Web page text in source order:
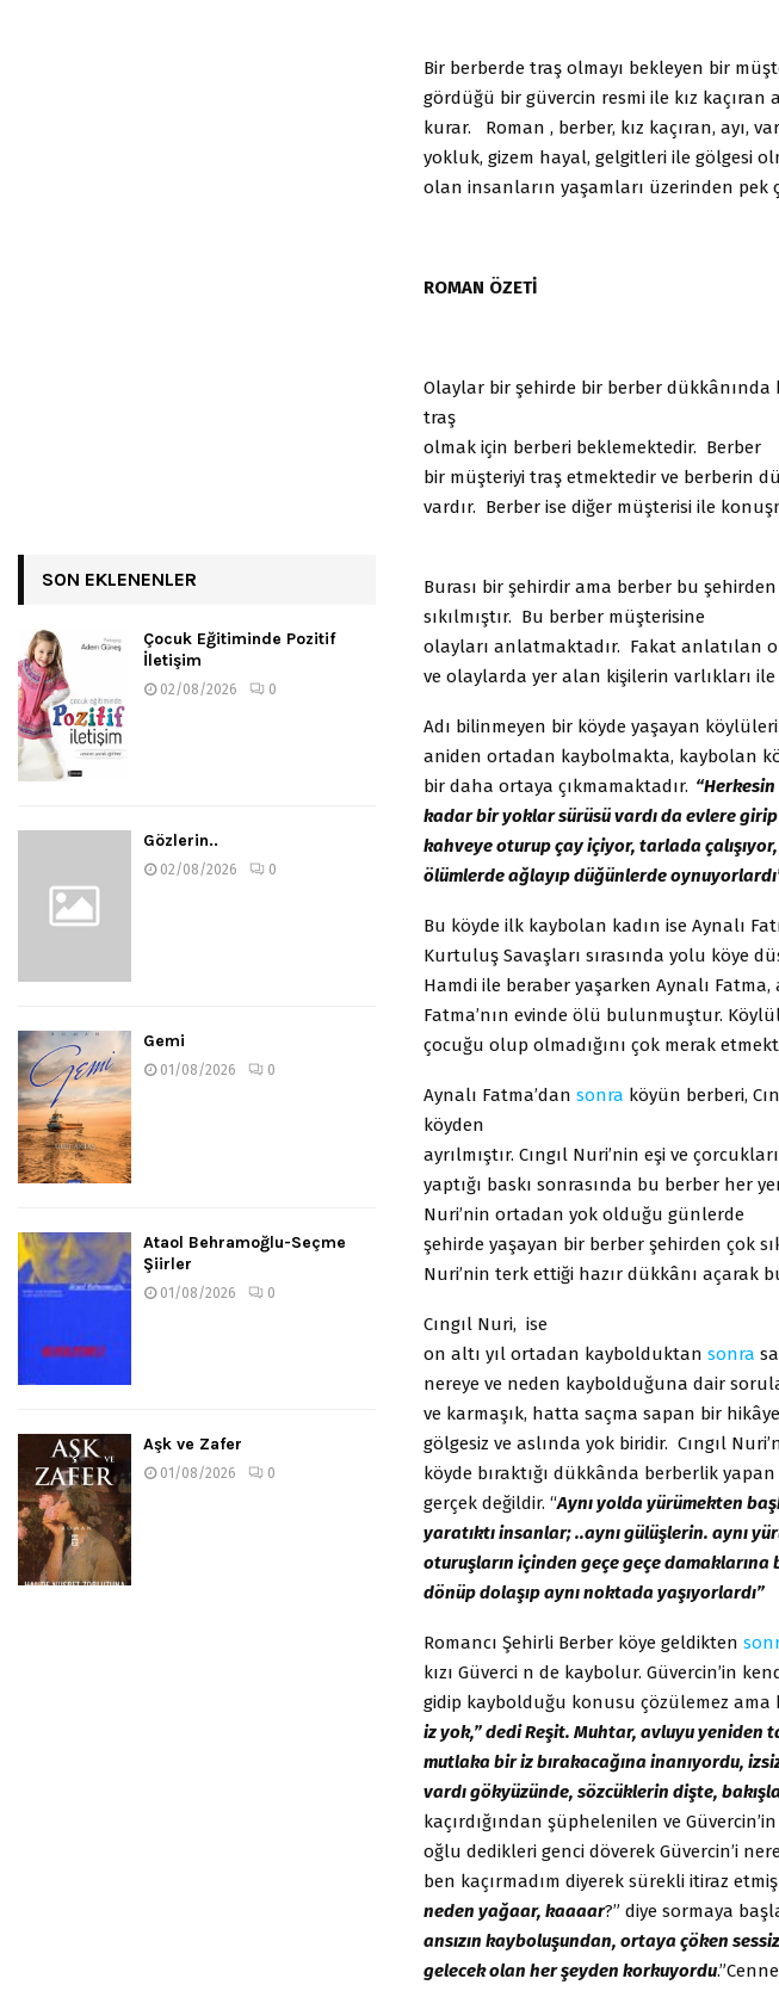
Bir berberde traş olmayı bekleyen bir
gördüğü bir güvercin resmi ile kız
kurar. Roman , berber, kız kaçıran, ayı,
yokluk, gizem hayal, gelgitleri ile gölgesi
olan insanların yaşamları üzerinden pek
ROMAN ÖZETİ
Olaylar bir şehirde bir berber
traş
olmak için berberi beklemektedir. Berber
bir müşteriyi traş etmektedir ve berberin
vardır. Berber ise diğer müşterisi ile
Burası bir şehirdir ama berber bu
sıkılmıştır. Bu berber müşterisine
olayları anlatmaktadır. Fakat anlatılan
ve olaylarda yer alan kişilerin varlıkları
Adı bilinmeyen bir köyde yaşayan
aniden ortadan kaybolmakta, kaybolan
bir daha ortaya çıkmamaktadır. “
kadar bir yoklar sürüsü vardı da evlere
kahveye oturup çay içiyor, tarlada
ölümlerde ağlayıp düğünlerde
Bu köyde ilk kaybolan kadın ise Aynalı
Kurtuluş Savaşları sırasında yolu köye
Hamdi ile beraber yaşarken Aynalı
Fatma’nın evinde ölü bulunmuştur.
çocuğu olup olmadığını çok merak
Aynalı Fatma’dan sonra köyün berberi,
köyden
ayrılmıştır. Cıngıl Nuri’nin eşi ve
yaptığı baskı sonrasında bu berber her
Nuri’nin ortadan yok olduğu günlerde
şehirde yaşayan bir berber şehirden çok
Nuri’nin terk ettiği hazır dükkânı açarak
Cıngıl Nuri, ise
on altı yıl ortadan kaybolduktan sonra
nereye ve neden kaybolduğuna dair
ve karmaşık, hatta saçma sapan bir
gölgesiz ve aslında yok biridir. Cıngıl
köyde bıraktığı dükkânda berberlik
gerçek değildir. “Aynı yolda yürümekten
yaratıktı insanlar; ..aynı gülüşlerin. aynı
oturuşların içinden geçe geçe
dönüp dolaşıp aynı noktada yaşıyorlardı”
Romancı Şehirli Berber köye geldikten
kızı Güverci n de kaybolur. Güvercin’in
gidip kaybolduğu konusu çözülemez ama
iz yok,” dedi Reşit. Muhtar, avluyu yeniden
mutlaka bir iz bırakacağına inanıyordu,
vardı gökyüzünde, sözcüklerin dişte,
kaçırdığından şüphelenilen ve
oğlu dedikleri genci döverek Güvercin’i
ben kaçırmadım diyerek sürekli itiraz etmiş
neden yağaar, kaaaar?” diye sormaya
ansızın kayboluşundan, ortaya çöken
gelecek olan her şeyden korkuyordu
SON EKLENENLER
Çocuk Eğitiminde Pozitif
İletişim
02/08/2026 0
Gözlerin..
02/08/2026 0
Gemi
01/08/2026 0
Ataol Behramoğlu-Seçme
Şiirler
01/08/2026 0
Aşk ve Zafer
01/08/2026 0